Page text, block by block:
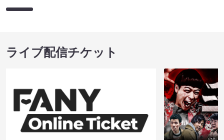
ライブ配信チケット